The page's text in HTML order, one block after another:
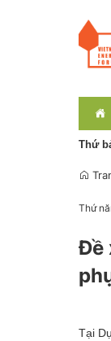
Pin lưu
Thứ
Thứ
Đề
Tại